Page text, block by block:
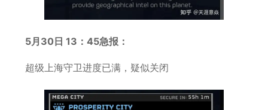
5月30日 13：45急报：
超级上海守卫进度已满，疑似关闭